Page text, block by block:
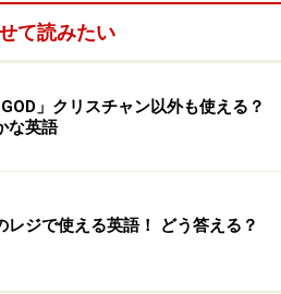
す。最新の内容をご確認くださ
て読みたい
GOD」クリスチャン以外も使える？
な英語
レジで使える英語！ どう答える？